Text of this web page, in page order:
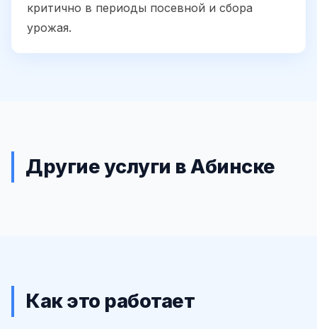
критично в периоды посевной и сбора
урожая.
Другие услуги в Абинске
Как это работает